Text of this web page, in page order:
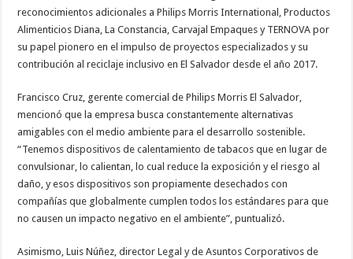
reconocimientos adicionales a Philips Morris International, Productos
Alimenticios Diana, La Constancia, Carvajal Empaques y TERNOVA por
su papel pionero en el impulso de proyectos especializados y su
contribución al reciclaje inclusivo en El Salvador desde el año 2017.
Francisco Cruz, gerente comercial de Philips Morris El Salvador,
mencionó que la empresa busca constantemente alternativas
amigables con el medio ambiente para el desarrollo sostenible.
“Tenemos dispositivos de calentamiento de tabacos que en lugar de
convulsionar, lo calientan, lo cual reduce la exposición y el riesgo al
daño, y esos dispositivos son propiamente desechados con
compañías que globalmente cumplen todos los estándares para que
no causen un impacto negativo en el ambiente”, puntualizó.
Asimismo, Luis Núñez, director Legal y de Asuntos Corporativos de